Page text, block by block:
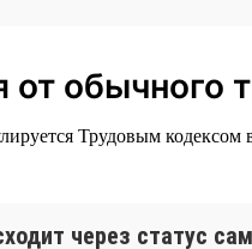
обычного
Трудовым
через статус